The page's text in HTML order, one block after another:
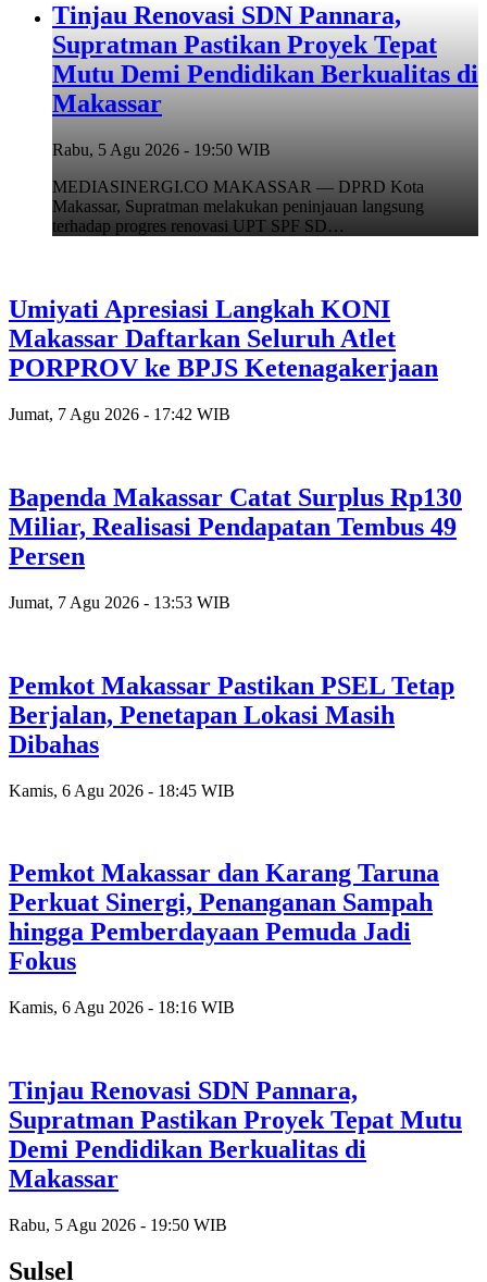
Tinjau Renovasi SDN Pannara,
Supratman Pastikan Proyek Tepat
Mutu Demi Pendidikan Berkualitas di
Makassar
Rabu, 5 Agu 2026 - 19:50 WIB
MEDIASINERGI.CO MAKASSAR — DPRD Kota
Makassar, Supratman melakukan peninjauan langsung
terhadap progres renovasi UPT SPF SD…
Umiyati Apresiasi Langkah KONI
Makassar Daftarkan Seluruh Atlet
PORPROV ke BPJS Ketenagakerjaan
Jumat, 7 Agu 2026 - 17:42 WIB
Bapenda Makassar Catat Surplus Rp130
Miliar, Realisasi Pendapatan Tembus 49
Persen
Jumat, 7 Agu 2026 - 13:53 WIB
Pemkot Makassar Pastikan PSEL Tetap
Berjalan, Penetapan Lokasi Masih
Dibahas
Kamis, 6 Agu 2026 - 18:45 WIB
Pemkot Makassar dan Karang Taruna
Perkuat Sinergi, Penanganan Sampah
hingga Pemberdayaan Pemuda Jadi
Fokus
Kamis, 6 Agu 2026 - 18:16 WIB
Tinjau Renovasi SDN Pannara,
Supratman Pastikan Proyek Tepat Mutu
Demi Pendidikan Berkualitas di
Makassar
Rabu, 5 Agu 2026 - 19:50 WIB
Sulsel